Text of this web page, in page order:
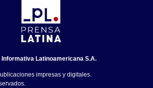
Latinoamericana S.A.
impresas y digitales.